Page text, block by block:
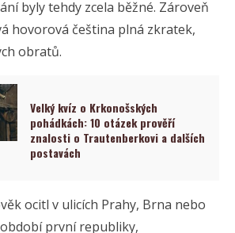
byly tehdy zcela běžné. Zároveň
hovorová čeština plná zkratek,
obratů.
Velký kvíz o Krkonošských
pohádkách: 10 otázek prověří
znalosti o Trautenberkovi a dalších
postavách
ocitl v ulicích Prahy, Brna nebo
první republiky,